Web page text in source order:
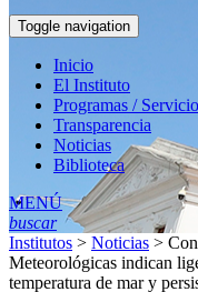
Toggle navigation
Inicio
El Instituto
Programas /
Transparencia
Noticias
Biblioteca
MENÚ
buscar
Institutos > Noticias >
Meteorológicas indican
temperatura de mar y